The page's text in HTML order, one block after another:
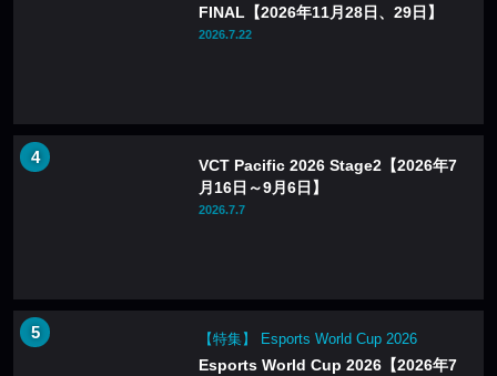
FINAL【2026年11月28日、29日】
2026.7.22
VCT Pacific 2026 Stage2【2026年7
月16日～9月6日】
2026.7.7
【特集】 Esports World Cup 2026
Esports World Cup 2026【2026年7